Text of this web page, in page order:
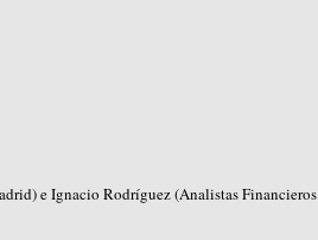
e Ignacio Rodríguez (Analistas Financieros